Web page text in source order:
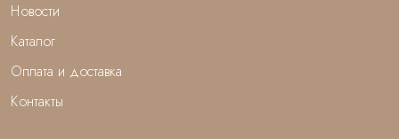
Новости
Каталог
Оплата и доставка
Контакты